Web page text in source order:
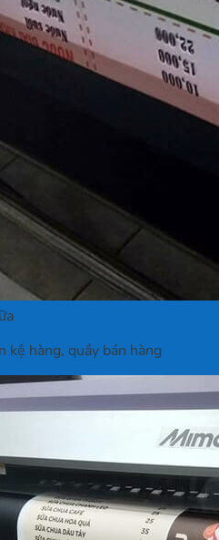
kệ hàng, quầy bán hàng